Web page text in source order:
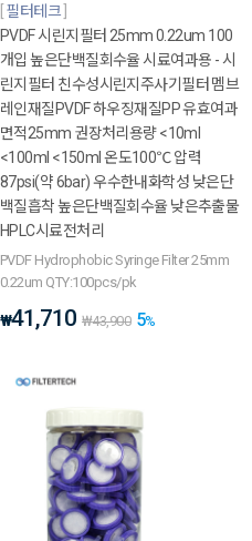
필터테크
PVDF 시린지필터 25mm 0.22um 100
개입 높은단백질회수율 시료여과용 - 시
린지필터 친수성시린지주사기필터 멤브
레인재질PVDF 하우징재질PP 유효여과
면적25mm 권장처리용량 <10ml
<100ml <150ml 온도100℃ 압력
87psi(약 6bar) 우수한내화학성 낮은단
백질흡착 높은단백질회수율 낮은추출물
HPLC시료전처리
PVDF Hydrophobic Syringe Filter 25mm
0.22um QTY:100pcs/pk
₩41,710 ₩43,900 5%